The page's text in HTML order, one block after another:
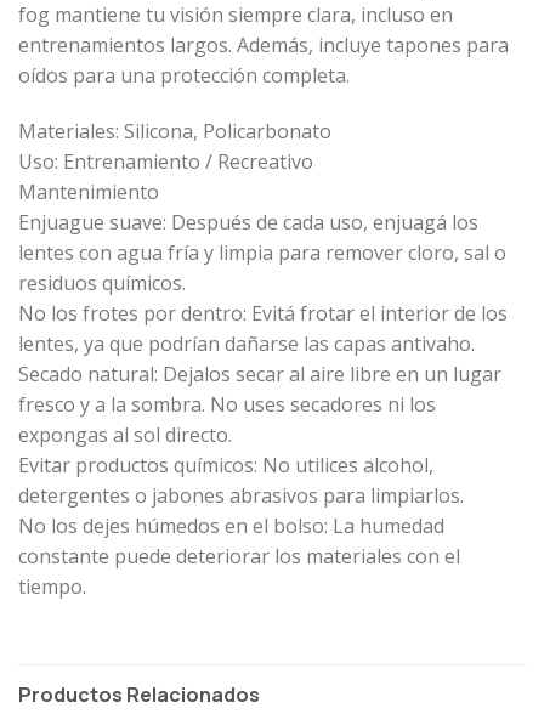
fog mantiene tu visión siempre clara, incluso en
entrenamientos largos. Además, incluye tapones para
oídos para una protección completa.
Materiales: Silicona, Policarbonato
Uso: Entrenamiento / Recreativo
Mantenimiento
Enjuague suave: Después de cada uso, enjuagá los
lentes con agua fría y limpia para remover cloro, sal o
residuos químicos.
No los frotes por dentro: Evitá frotar el interior de los
lentes, ya que podrían dañarse las capas antivaho.
Secado natural: Dejalos secar al aire libre en un lugar
fresco y a la sombra. No uses secadores ni los
expongas al sol directo.
Evitar productos químicos: No utilices alcohol,
detergentes o jabones abrasivos para limpiarlos.
No los dejes húmedos en el bolso: La humedad
constante puede deteriorar los materiales con el
tiempo.
Productos Relacionados